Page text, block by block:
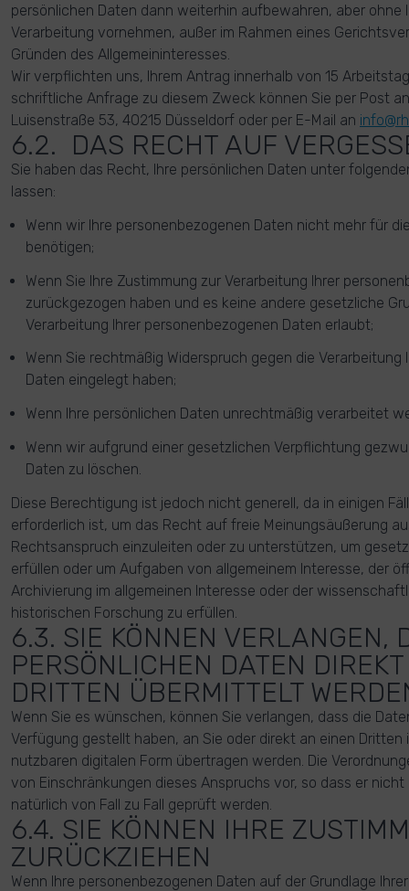
persönlichen Daten dann weiterhin aufbewahren, aber ohne
Verarbeitung vornehmen, außer im Rahmen eines
Gründen des Allgemeininteresses.
Wir verpflichten uns, Ihrem Antrag innerhalb von 15
schriftliche Anfrage zu diesem Zweck können Sie per Post
Luisenstraße 53, 40215 Düsseldorf oder per E-Mail an
6.2. DAS RECHT AUF
Sie haben das Recht, Ihre persönlichen Daten unter
lassen:
Wenn wir Ihre personenbezogenen Daten nicht mehr
benötigen;
Wenn Sie Ihre Zustimmung zur Verarbeitung Ihrer
zurückgezogen haben und es keine andere gesetzliche
Verarbeitung Ihrer personenbezogenen Daten erlaubt;
Wenn Sie rechtmäßig Widerspruch gegen die
Daten eingelegt haben;
Wenn Ihre persönlichen Daten unrechtmäßig verarbeitet
Wenn wir aufgrund einer gesetzlichen Verpflichtung
Daten zu löschen.
Diese Berechtigung ist jedoch nicht generell, da in einigen
erforderlich ist, um das Recht auf freie Meinungsäußerung
Rechtsanspruch einzuleiten oder zu unterstützen, um
erfüllen oder um Aufgaben von allgemeinem Interesse, der
Archivierung im allgemeinen Interesse oder der
historischen Forschung zu erfüllen.
6.3. SIE KÖNNEN VERLANGEN,
PERSÖNLICHEN DATEN
DRITTEN ÜBERMITTELT
Wenn Sie es wünschen, können Sie verlangen, dass die
Verfügung gestellt haben, an Sie oder direkt an einen
nutzbaren digitalen Form übertragen werden. Die
von Einschränkungen dieses Anspruchs vor, so dass er nicht
natürlich von Fall zu Fall geprüft werden.
6.4. SIE KÖNNEN IHRE
ZURÜCKZIEHEN
Wenn Ihre personenbezogenen Daten auf der Grundlage